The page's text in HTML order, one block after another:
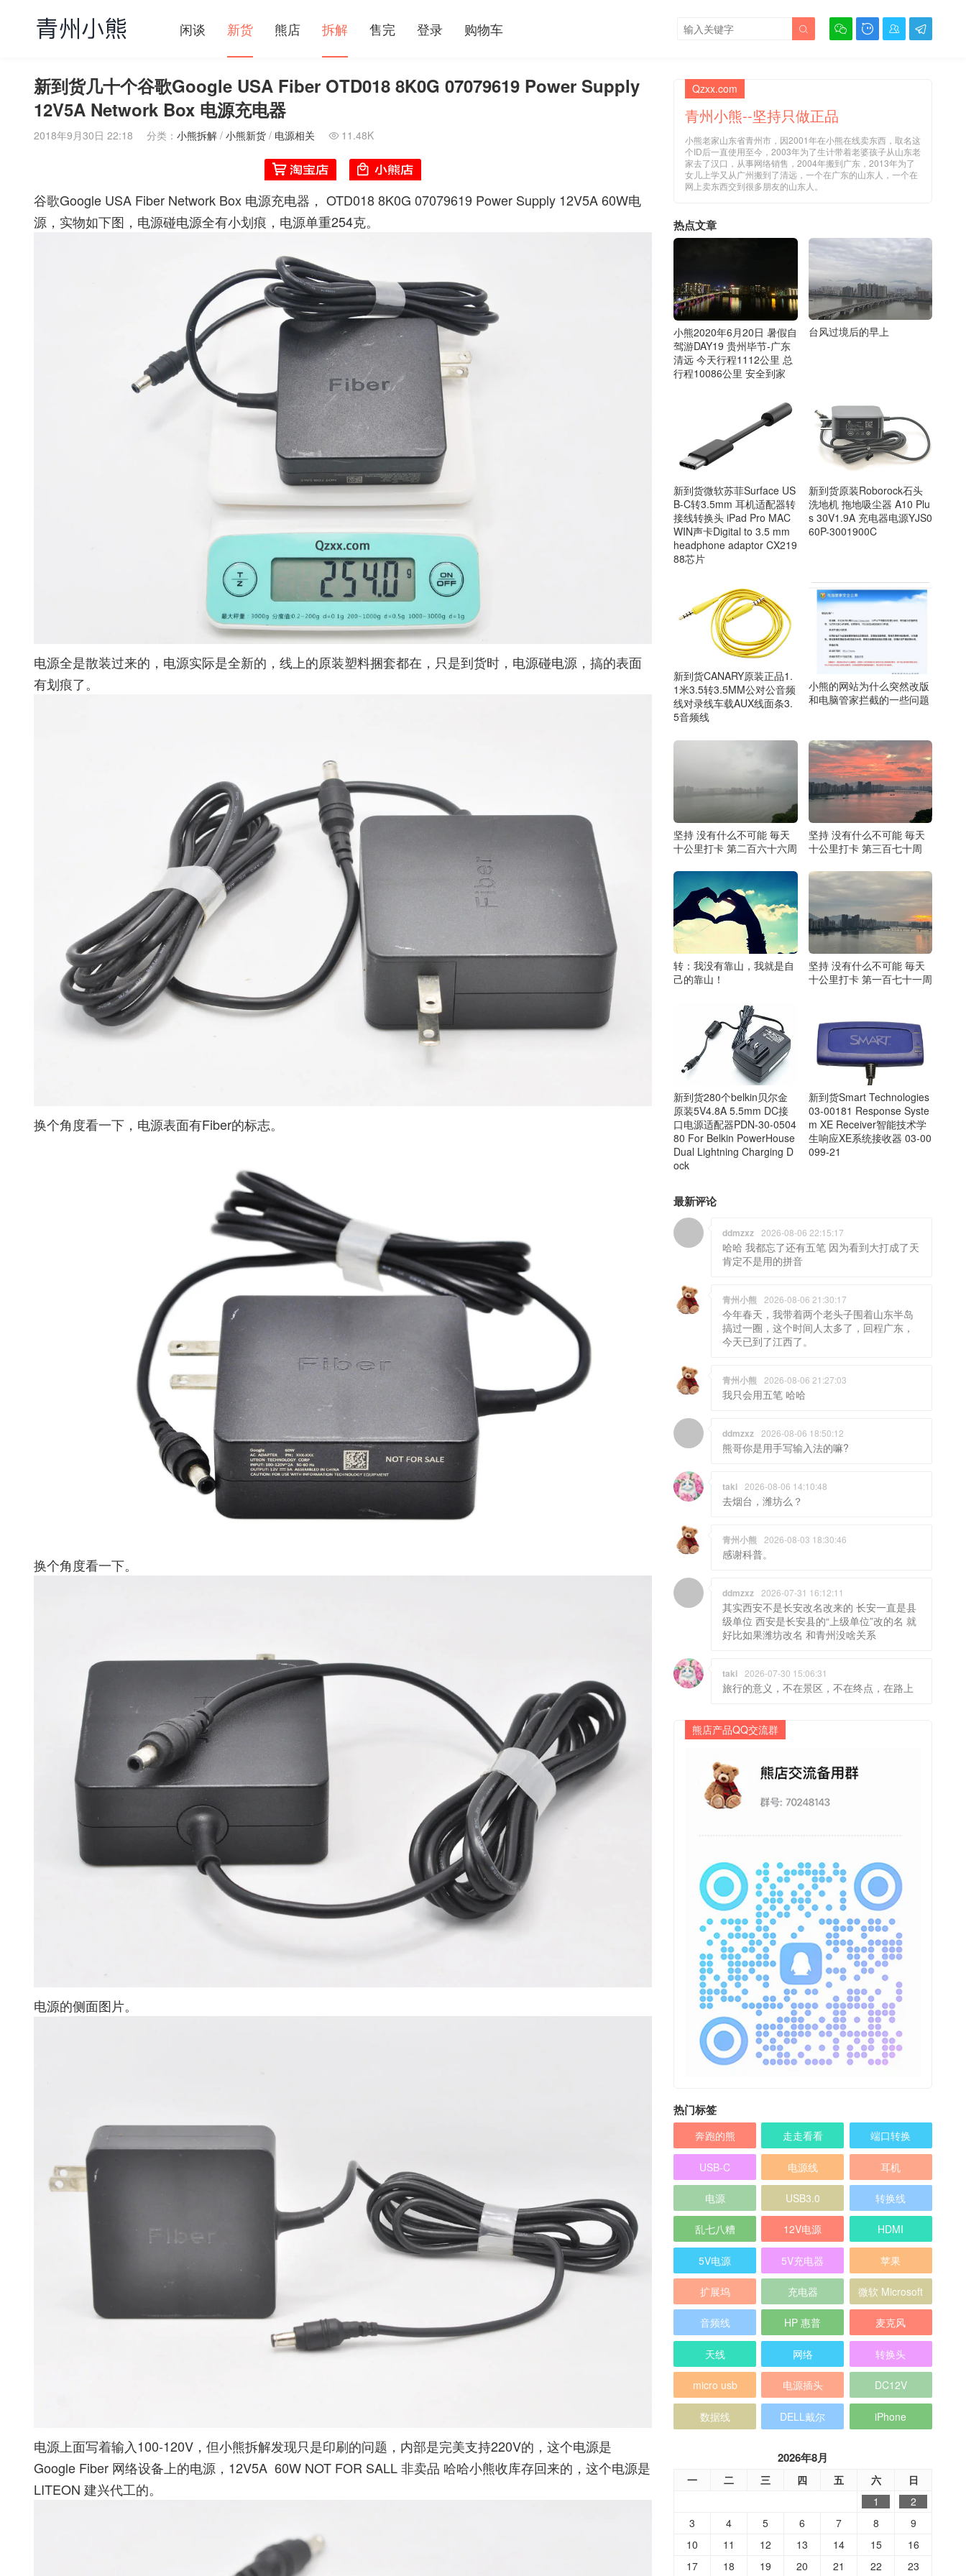
闲谈 新货 熊店 拆解 售完 登录 购物车    

新到货几十个谷歌Google USA Fiber OTD018 8K0G 07079619 Power Supply
12V5A Network Box 电源充电器
2018年9月30日 22:18 分类： 小熊拆解 / 小熊新货 / 电源相关  11.48K
谷歌Google USA Fiber Network Box 电源充电器， OTD018 8K0G 07079619 Power Supply 12V5A 60W电
源，实物如下图，电源碰电源全有小划痕，电源单重254克。
电源全是散装过来的，电源实际是全新的，线上的原装塑料捆套都在，只是到货时，电源碰电源，搞的表面
有划痕了。
换个角度看一下，电源表面有Fiber的标志。
换个角度看一下。
电源的侧面图片。
电源上面写着输入100-120V，但小熊拆解发现只是印刷的问题，内部是完美支持220V的，这个电源是
Google Fiber 网络设备上的电源，12V5A 60W NOT FOR SALL 非卖品 哈哈小熊收库存回来的，这个电源是
LITEON 建兴代工的。
Qzxx.com
青州小熊--坚持只做正品
小熊老家山东省青州市，因2001年在小熊在线卖东西，取名这
个ID后一直使用至今，2003年为了生计带着老婆孩子从山东老
家去了汉口，从事网络销售，2004年搬到广东，2013年为了
女儿上学又从广州搬到了清远，一个在广东的山东人，一个在
网上卖东西交到很多朋友的山东人。
热点文章
小熊2020年6月20日 暑假自
驾游DAY19 贵州毕节-广东
清远 今天行程1112公里 总
行程10086公里 安全到家
台风过境后的早上
新到货微软苏菲Surface US
B-C转3.5mm 耳机适配器转
接线转换头 iPad Pro MAC
WIN声卡Digital to 3.5 mm
headphone adaptor CX219
88芯片
新到货原装Roborock石头
洗地机 拖地吸尘器 A10 Plu
s 30V1.9A 充电器电源YJS0
60P-3001900C
新到货CANARY原装正品1.
1米3.5转3.5MM公对公音频
线对录线车载AUX线面条3.
5音频线
小熊的网站为什么突然改版
和电脑管家拦截的一些问题
坚持 没有什么不可能 毎天
十公里打卡 第二百六十六周
坚持 没有什么不可能 毎天
十公里打卡 第三百七十周
转：我没有靠山，我就是自
己的靠山！
坚持 没有什么不可能 毎天
十公里打卡 第一百七十一周
新到货280个belkin贝尔金
原装5V4.8A 5.5mm DC接
口电源适配器PDN-30-0504
80 For Belkin PowerHouse
Dual Lightning Charging D
ock
新到货Smart Technologies
03-00181 Response Syste
m XE Receiver智能技术学
生响应XE系统接收器 03-00
099-21
最新评论
ddmzxz 2026-08-06 22:15:17
哈哈 我都忘了还有五笔 因为看到大打成了天
肯定不是用的拼音
青州小熊 2026-08-06 21:30:17
今年春天，我带着两个老头子围着山东半岛
搞过一圈，这个时间人太多了，回程广东，
今天已到了江西了。
青州小熊 2026-08-06 21:27:03
我只会用五笔 哈哈
ddmzxz 2026-08-06 18:50:12
熊哥你是用手写输入法的嘛?
taki 2026-08-06 14:10:48
去烟台，潍坊么？
青州小熊 2026-08-03 18:30:46
感谢科普。
ddmzxz 2026-07-31 16:12:11
其实西安不是长安改名改来的 长安一直是县
级单位 西安是长安县的“上级单位”改的名 就
好比如果潍坊改名 和青州没啥关系
taki 2026-07-30 15:06:31
旅行的意义，不在景区，不在终点，在路上
熊店产品QQ交流群
热门标签
奔跑的熊 走走看看 端口转换
USB-C 电源线 耳机
电源 USB3.0 转换线
乱七八糟 12V电源 HDMI
5V电源 5V充电器 苹果
扩展坞 充电器 微软 Microsoft
音频线 HP 惠普 麦克风
天线 网络 转换头
micro usb 电源插头 DC12V
数据线 DELL戴尔 iPhone
2026年8月
一 二 三 四 五 六
日
1
2
3
4 5 6 7 8
9
10
11 12 13 14 15
16
17
18 19 20 21 22 23